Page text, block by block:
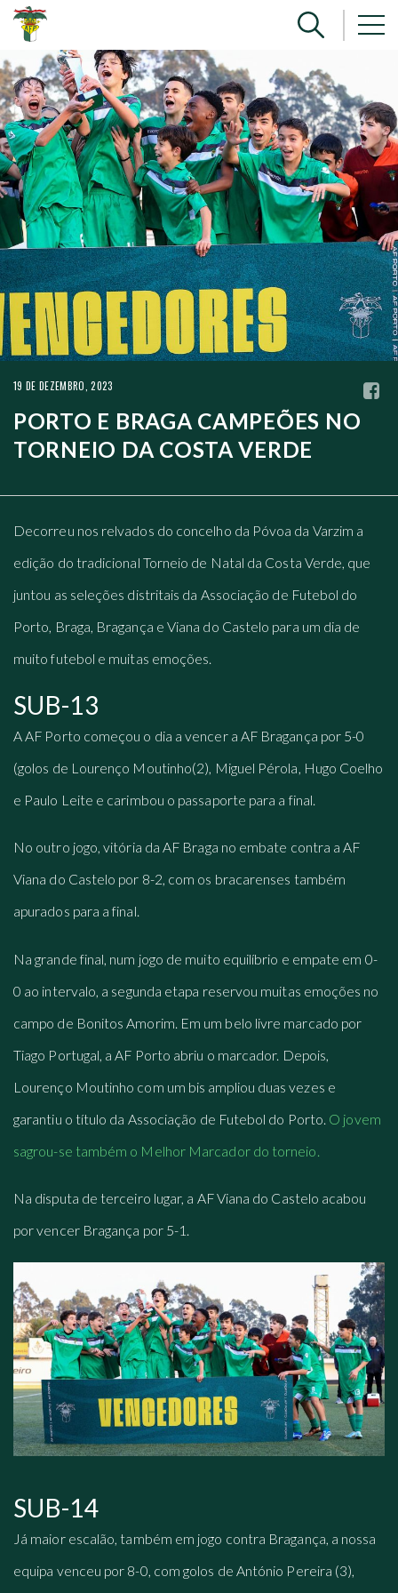
19 DE DEZEMBRO, 2023
PORTO E BRAGA CAMPEÕES NO
TORNEIO DA COSTA VERDE
Decorreu nos relvados do concelho da Póvoa da Varzim a
edição do tradicional Torneio de Natal da Costa Verde, que
juntou as seleções distritais da Associação de Futebol do
Porto, Braga, Bragança e Viana do Castelo para um dia de
muito futebol e muitas emoções.
SUB-13
A AF Porto começou o dia a vencer a AF Bragança por 5-0
(golos de Lourenço Moutinho(2), Miguel Pérola, Hugo Coelho
e Paulo Leite e carimbou o passaporte para a final.
No outro jogo, vitória da AF Braga no embate contra a AF
Viana do Castelo por 8-2, com os bracarenses também
apurados para a final.
Na grande final, num jogo de muito equilíbrio e empate em 0-
0 ao intervalo, a segunda etapa reservou muitas emoções no
campo de Bonitos Amorim. Em um belo livre marcado por
Tiago Portugal, a AF Porto abriu o marcador. Depois,
Lourenço Moutinho com um bis ampliou duas vezes e
garantiu o título da Associação de Futebol do Porto. O jovem
sagrou-se também o Melhor Marcador do torneio.
Na disputa de terceiro lugar, a AF Viana do Castelo acabou
por vencer Bragança por 5-1.
SUB-14
Já maior escalão, também em jogo contra Bragança, a nossa
equipa venceu por 8-0, com golos de António Pereira (3),